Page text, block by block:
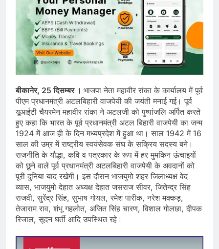
बीकानेर, 25 दिसम्बर । भाजपा नेता महावीर रांका के कार्यालय में पूर्व
पीएम प्रधानमंत्री अटलबिहारी वाजपेयी की जयंती मनाई गई। पूर्व
यूआईटी चैयरमेन महावीर रांका ने अटलजी को पुष्पांजलि अर्पित करते
हुए कहा कि भारत के पूर्व प्रधानमंत्री अटल बिहारी वाजपेयी का जन्म
1924 में आज ही के दिन मध्यप्रदेश में हुआ था। साल 1942 में 16
साल की उम्र में राष्ट्रीय स्वयंसेवक संघ के सक्रिय सदस्य बने।
राजनीति के यौद्धा, कवि व पत्रकार के रूप में हर मुमकिन ऊंचाइयों
को छूने वाले पूर्व प्रधानमंत्री अटलबिहारी वाजपेयी के अवदानों को
पूरी दुनिया याद रखेगी। इस दौरान भाजयुमो शहर जिलाध्यक्ष वेद
व्यास, भाजयुमो देहात अध्यक्ष देहात जसराज सीवर, जितेन्द्र सिंह
राजवी, सुरेंद्र सिंह, सुभाष गोयल, रमेश पारीक, नरेश मक्कड़,
तेजाराम राव, शंभू गहलोत, अजित सिंह चारण, विशाल गोलछा, दीपक
रिजाल, सूदन घर्ती आदि उपस्थित रहे।